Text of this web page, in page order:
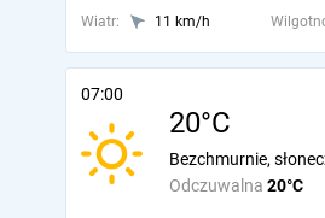
Wiatr:
11 km/h
07:00
20°C
Odczuwalna 20°C
Bezchmurnie,